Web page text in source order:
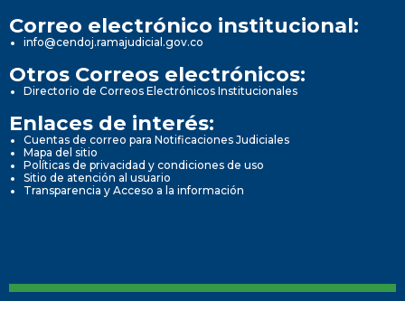
Correo electrónico institucional:
info@cendoj.ramajudicial.gov.co
Otros Correos electrónicos:
Directorio de Correos Electrónicos Institucionales
Enlaces de interés:
Cuentas de correo para Notificaciones Judiciales
Mapa del sitio
Políticas de privacidad y condiciones de uso
Sitio de atención al usuario
Transparencia y Acceso a la información